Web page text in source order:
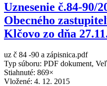
Uznesenie č.84-90/
Obecného
Klčovo zo dňa
uz č 84 -90 a zápisnica.pdf
Typ súboru: PDF dokument,
Stiahnuté: 869×
Vložené: 4. 12. 2015